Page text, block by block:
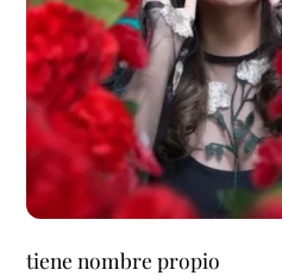
tiene nombre propio